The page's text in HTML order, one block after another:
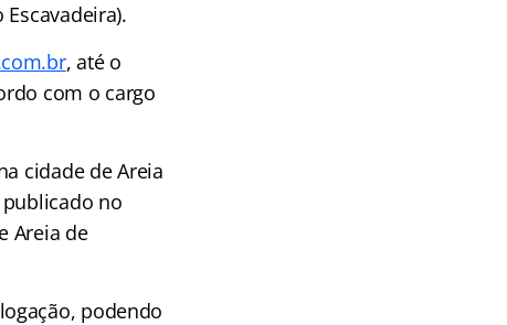
, até o
com o cargo
cidade de Areia
no
Areia de
podendo